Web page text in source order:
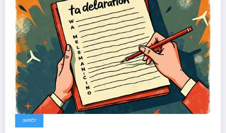
IMPÔT